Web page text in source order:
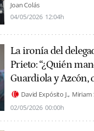
Joan Colás
04/05/2026 12:04h
La ironía del
Prieto: “¿Quién
Guardiola y Azcón,
David Expósito J. Miriam
02/05/2026 00:00h